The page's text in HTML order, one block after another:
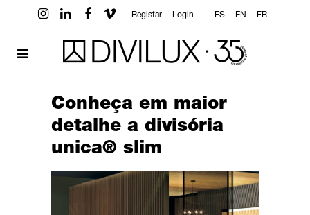
Registar Login ES EN FR
Conheça em maior
detalhe a divisória
unica® slim